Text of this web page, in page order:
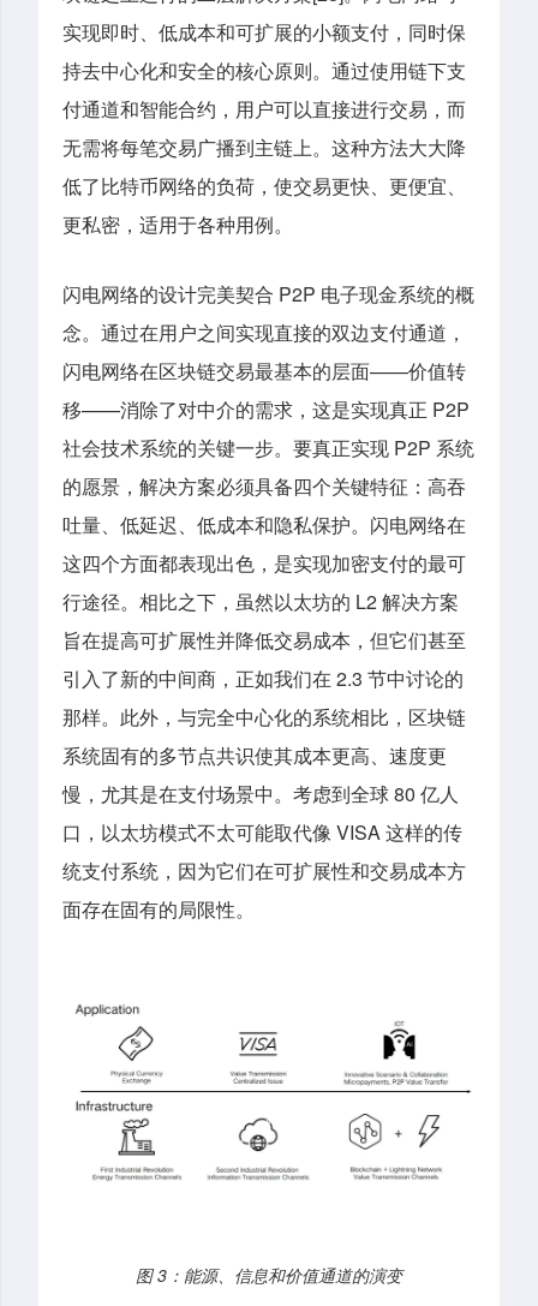
实现即时、低成本和可扩展的小额支付，同时保
持去中心化和安全的核心原则。通过使用链下支
付通道和智能合约，用户可以直接进行交易，而
无需将每笔交易广播到主链上。这种方法大大降
低了比特币网络的负荷，使交易更快、更便宜、
更私密，适用于各种用例。
闪电网络的设计完美契合 P2P 电子现金系统的概
念。通过在用户之间实现直接的双边支付通道，
闪电网络在区块链交易最基本的层面——价值转
移——消除了对中介的需求，这是实现真正 P2P
社会技术系统的关键一步。要真正实现 P2P 系统
的愿景，解决方案必须具备四个关键特征：高吞
吐量、低延迟、低成本和隐私保护。闪电网络在
这四个方面都表现出色，是实现加密支付的最可
行途径。相比之下，虽然以太坊的 L2 解决方案
旨在提高可扩展性并降低交易成本，但它们甚至
引入了新的中间商，正如我们在 2.3 节中讨论的
那样。此外，与完全中心化的系统相比，区块链
系统固有的多节点共识使其成本更高、速度更
慢，尤其是在支付场景中。考虑到全球 80 亿人
口，以太坊模式不太可能取代像 VISA 这样的传
统支付系统，因为它们在可扩展性和交易成本方
面存在固有的局限性。
图 3：能源、信息和价值通道的演变